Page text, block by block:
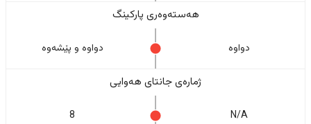
هەستەوەری پارکینگ
دواوە دواوە و پێشەوە
ژمارەی جانتای هەوایی
N/A
8